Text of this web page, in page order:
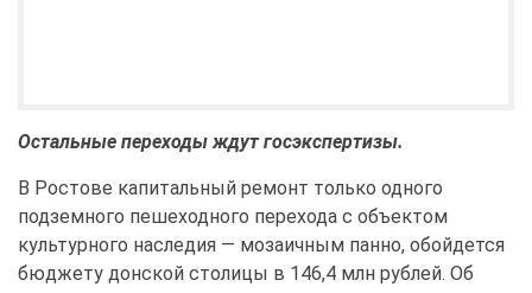
Остальные переходы ждут госэкспертизы.
В Ростове капитальный ремонт только одного
подземного пешеходного перехода с объектом
культурного наследия — мозаичным панно, обойдется
бюджету донской столицы в 146,4 млн рублей. Об